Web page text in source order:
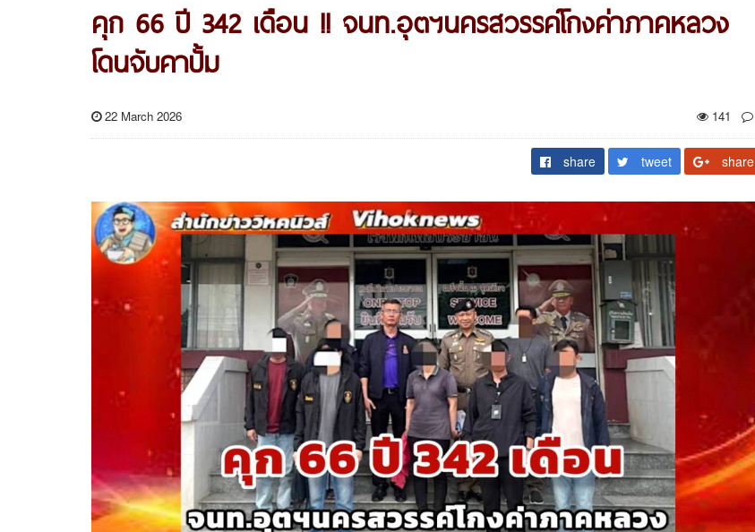
คุก 66 ปี 342 เดือน !! จนท.อุตฯนครสวรรค์โกงค่าภาคหลวง
โดนจับคาปั้ม
22 March 2026 141
share tweet share